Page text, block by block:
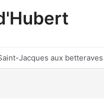
Jacques aux